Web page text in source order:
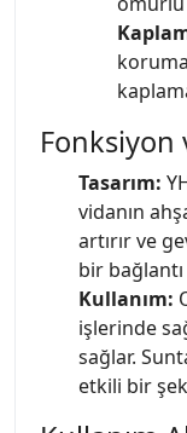
Fonksiyon
Tasarım:
vidanın
artırır ve
bir bağlantı
Kullanım:
işlerinde
sağlar.
etkili bir